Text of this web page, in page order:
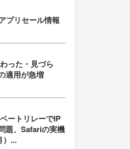
プリセール情報
った・見づら
適用が急増
ートリレーでIP
題、Safariの実機
）...